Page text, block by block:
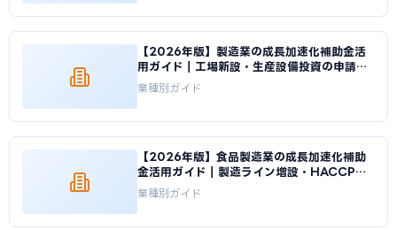
【2026年版】製造業の成長加速化補助金活
用ガイド｜工場新設・生産設備投資の申請戦
略｜成長加速化補助金ナビ
業種別ガイド
【2026年版】食品製造業の成長加速化補助
金活用ガイド｜製造ライン増設・HACCP対
応投資｜成長加速化補助金ナビ
業種別ガイド